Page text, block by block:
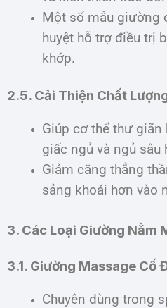
Một số mẫu giường
huyệt hỗ trợ điều trị
khớp.
2.5. Cải Thiện Chất
Giúp cơ thể thư giãn
giấc ngủ và ngủ sâu
Giảm căng thẳng
sảng khoái hơn vào
3. Các Loại Giường Nằm
3.1. Giường Massage Cố
Chuyên dùng trong